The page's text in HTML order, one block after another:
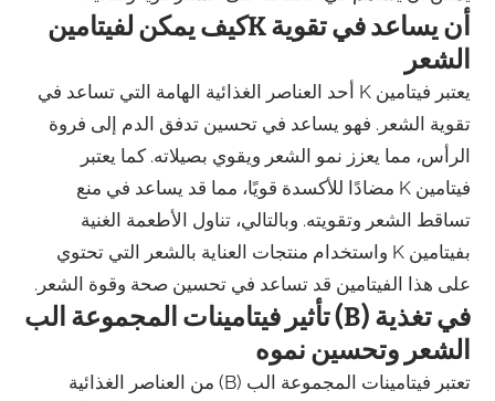
كيف يمكن لفيتامينK أن يساعد في تقوية
الشعر
يعتبر فيتامين K أحد العناصر الغذائية الهامة التي تساعد في
تقوية الشعر. فهو يساعد في تحسين تدفق الدم إلى فروة
الرأس، مما يعزز نمو الشعر ويقوي بصيلاته. كما يعتبر
فيتامين K مضادًا للأكسدة قويًا، مما قد يساعد في منع
تساقط الشعر وتقويته. وبالتالي، تناول الأطعمة الغنية
بفيتامين K واستخدام منتجات العناية بالشعر التي تحتوي
على هذا الفيتامين قد تساعد في تحسين صحة وقوة الشعر.
تأثير فيتامينات المجموعة الب (B) في تغذية
الشعر وتحسين نموه
تعتبر فيتامينات المجموعة الب (B) من العناصر الغذائية